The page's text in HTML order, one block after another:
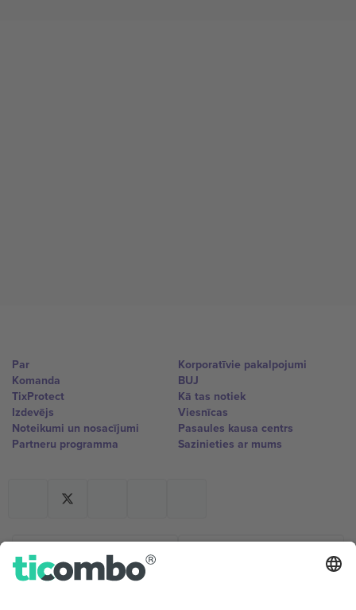
Par
Komanda
TixProtect
Izdevējs
Noteikumi un nosacījumi
Partneru programma
Korporatīvie pakalpojumi
BUJ
Kā tas notiek
Viesnīcas
Pasaules kausa centrs
Sazinieties ar mums